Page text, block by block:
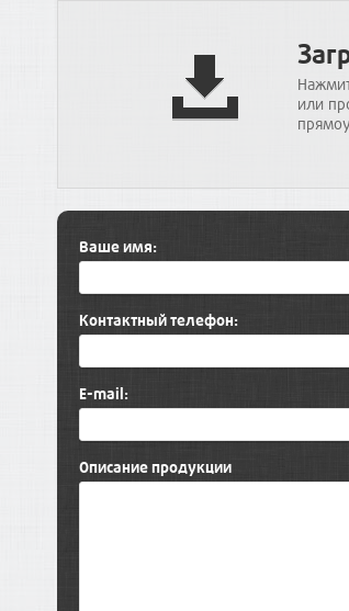
или
Ваше имя:
Контактный телефон:
E-mail:
Описание продукции